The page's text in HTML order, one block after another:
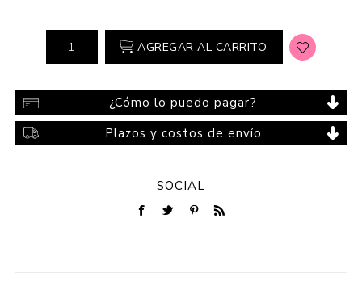
AGREGAR AL CARRITO
¿Cómo lo puedo pagar?
Plazos y costos de envío
SOCIAL